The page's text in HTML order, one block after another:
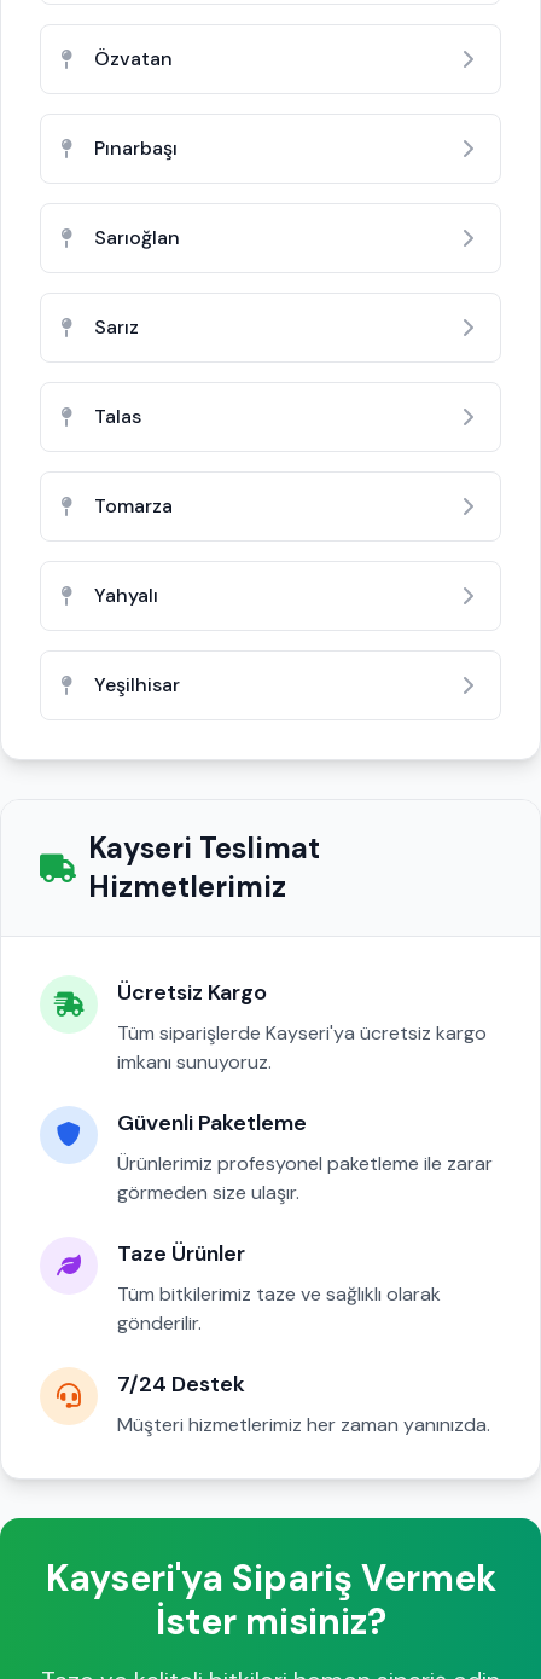
Özvatan
Pınarbaşı
Sarıoğlan
Sarız
Talas
Tomarza
Yahyalı
Yeşilhisar
Kayseri Teslimat
Hizmetlerimiz
Ücretsiz Kargo
Tüm siparişlerde Kayseri'ya ücretsiz kargo
imkanı sunuyoruz.
Güvenli Paketleme
Ürünlerimiz profesyonel paketleme ile zarar
görmeden size ulaşır.
Taze Ürünler
Tüm bitkilerimiz taze ve sağlıklı olarak
gönderilir.
7/24 Destek
Müşteri hizmetlerimiz her zaman yanınızda.
Kayseri'ya Sipariş Vermek
İster misiniz?